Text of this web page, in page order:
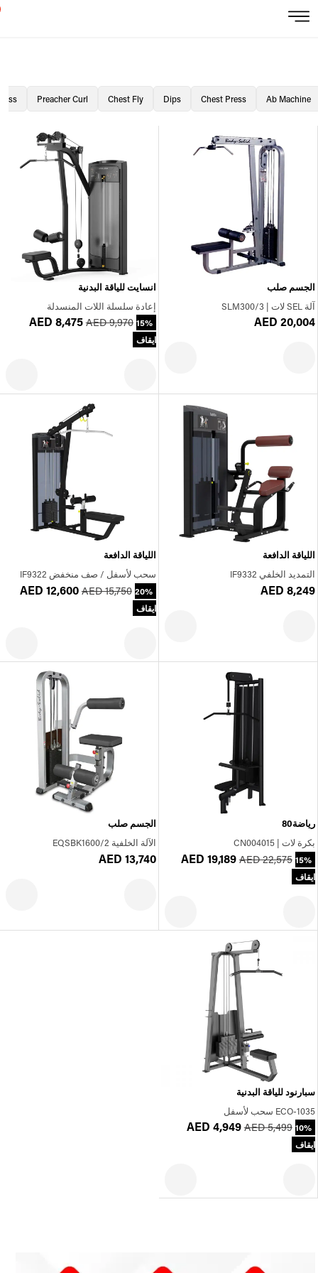
Ab Machine
Chest Press
Dips
Chest Fly
Preacher Curl
الجسم صلب
آلة SEL لات | SLM300/3
AED 20,004
انسايت للياقة البدنية
إعادة سلسلة اللات المنسدلة
AED 8,475 AED 9,970 15%
ايقاف
اللياقة الدافعة
التمديد الخلفي IF9332
AED 8,249
اللياقة الدافعة
سحب لأسفل / صف منخفض IF9322
AED 12,600 AED 15,750 20%
ايقاف
رياضة80
بكرة لات | CN004015
AED 19,189 AED 22,575 15%
ايقاف
الجسم صلب
الآلة الخلفية EQSBK1600/2
AED 13,740
سبارنود للياقة البدنية
ECO-1035 سحب لأسفل
AED 4,949 AED 5,499 10%
ايقاف